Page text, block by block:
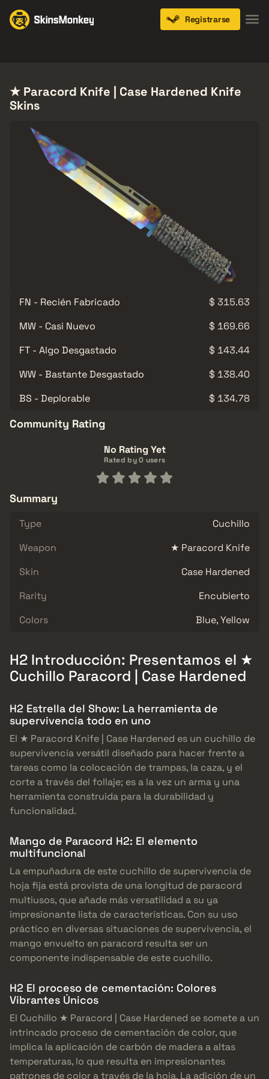
Registrarse
★ Paracord Knife | Case Hardened Knife
Skins
FN - Recién Fabricado
$ 315.63
MW - Casi Nuevo
$ 169.66
FT - Algo Desgastado
$ 143.44
WW - Bastante Desgastado
$ 138.40
BS - Deplorable
$ 134.78
Community Rating
No Rating Yet
Rated by 0 users
Summary
Type
Cuchillo
Weapon
★ Paracord Knife
Skin
Case Hardened
Rarity
Encubierto
Colors
Blue, Yellow
H2 Introducción: Presentamos el ★
Cuchillo Paracord | Case Hardened
H2 Estrella del Show: La herramienta de
supervivencia todo en uno
El ★ Paracord Knife | Case Hardened es un cuchillo de
supervivencia versátil diseñado para hacer frente a
tareas como la colocación de trampas, la caza, y el
corte a través del follaje; es a la vez un arma y una
herramienta construida para la durabilidad y
funcionalidad.
Mango de Paracord H2: El elemento
multifuncional
La empuñadura de este cuchillo de supervivencia de
hoja fija está provista de una longitud de paracord
multiusos, que añade más versatilidad a su ya
impresionante lista de características. Con su uso
práctico en diversas situaciones de supervivencia, el
mango envuelto en paracord resulta ser un
componente indispensable de este cuchillo.
H2 El proceso de cementación: Colores
Vibrantes Únicos
El Cuchillo ★ Paracord | Case Hardened se somete a un
intrincado proceso de cementación de color, que
implica la aplicación de carbón de madera a altas
temperaturas, lo que resulta en impresionantes
patrones de color a través de la hoja. La adición de un